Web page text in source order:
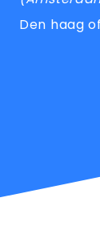
Den haag